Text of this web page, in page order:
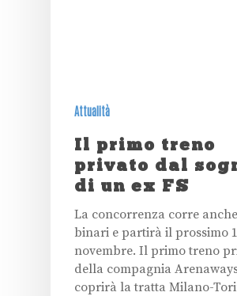
Attualità
Il primo treno
privato dal
di un ex FS
La concorrenza corre
binari e partirà il prossimo
novembre. Il primo treno
della compagnia
coprirà la tratta Milano-